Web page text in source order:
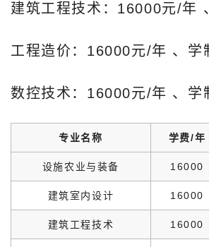
建筑工程技术：16000元/年‌
工程造价：16000元/年‌ 、学
数控技术：16000元/年‌ 、学
专业名称 学费/年
设施农业与装备 16000
建筑室内设计 16000
建筑工程技术 16000